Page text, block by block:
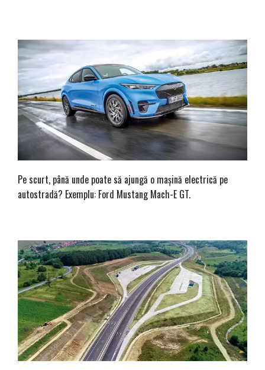
Pe scurt, până unde poate să ajungă o mașină electrică pe
autostradă? Exemplu: Ford Mustang Mach-E GT.